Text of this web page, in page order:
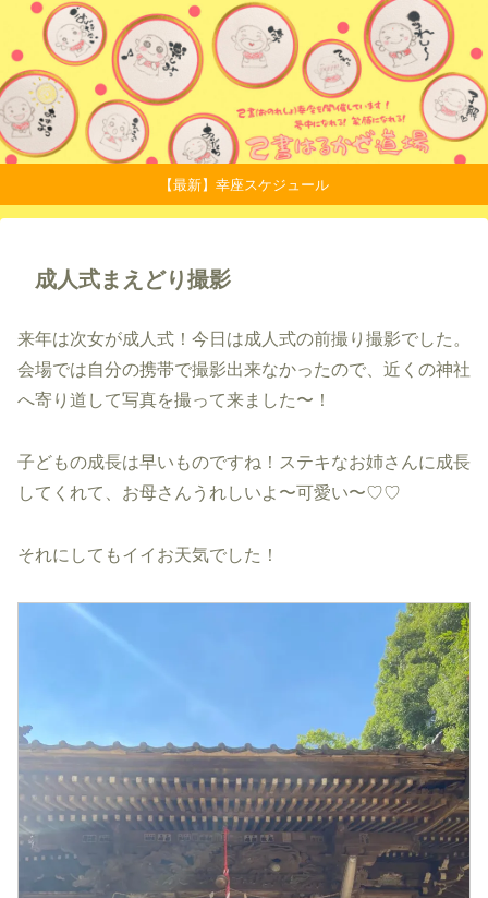
【最新】幸座スケジュール
成人式まえどり撮影
来年は次女が成人式！今日は成人式の前撮り撮影でした。
会場では自分の携帯で撮影出来なかったので、近くの神社
へ寄り道して写真を撮って来ました〜！
子どもの成長は早いものですね！ステキなお姉さんに成長
してくれて、お母さんうれしいよ〜可愛い〜♡♡
それにしてもイイお天気でした！